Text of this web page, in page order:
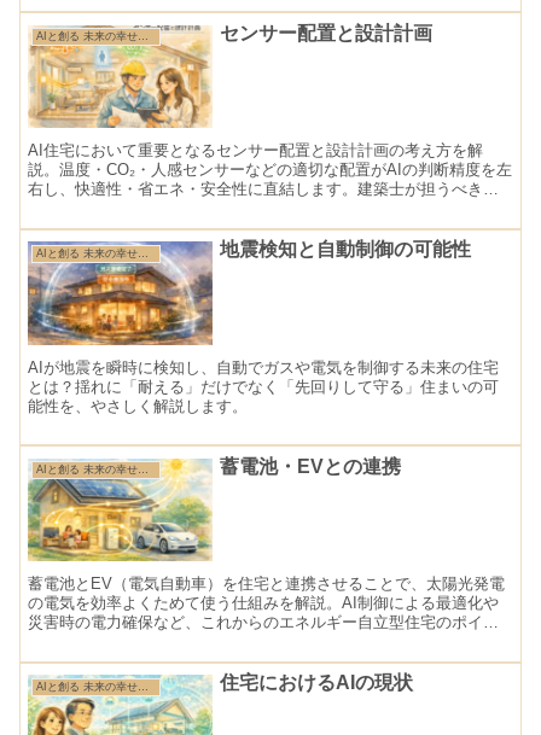
AIと創る 未来の幸せ住まい センサー配置と設計計画
AI住宅において重要となるセンサー配置と設計計画の考え方を解
説。温度・CO₂・人感センサーなどの適切な配置がAIの判断精度を左
右し、快適性・省エネ・安全性に直結します。建築士が担うべき新
AIと創る 未来の幸せ住まい 地震検知と自動制御の可能性
AIが地震を瞬時に検知し、自動でガスや電気を制御する未来の住宅
とは？揺れに「耐える」だけでなく「先回りして守る」住まいの可
能性を、やさしく解説します。
AIと創る 未来の幸せ住まい 蓄電池・EVとの連携
蓄電池とEV（電気自動車）を住宅と連携させることで、太陽光発電
の電気を効率よくためて使う仕組みを解説。AI制御による最適化や
災害時の電力確保など、これからのエネルギー自立型住宅のポイン
AIと創る 未来の幸せ住まい 住宅におけるAIの現状